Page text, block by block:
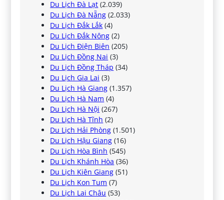
Du Lịch Đà Lạt (2.039)
Du Lịch Đà Nẵng (2.033)
Du Lịch Đắk Lắk (4)
Du Lịch Đắk Nông (2)
Du Lịch Điện Biên (205)
Du Lịch Đồng Nai (3)
Du Lịch Đồng Tháp (34)
Du Lịch Gia Lai (3)
Du Lịch Hà Giang (1.357)
Du Lịch Hà Nam (4)
Du Lịch Hà Nội (267)
Du Lịch Hà Tĩnh (2)
Du Lịch Hải Phòng (1.501)
Du Lịch Hậu Giang (16)
Du Lịch Hòa Bình (545)
Du Lịch Khánh Hòa (36)
Du Lịch Kiên Giang (51)
Du Lịch Kon Tum (7)
Du Lịch Lai Châu (53)